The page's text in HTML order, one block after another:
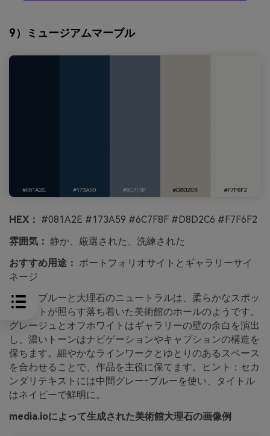
9）ミュージアムマーブル
HEX： #081A2E #173A59 #6C7F8F #D8D2C6 #F7F6F2
雰囲気： 静か、厳選された、洗練された
おすすめ用途： ポートフォリオサイトとギャラリーサイ
ネージ
静かなブルーと大理石のニュートラルは、柔らかなスポッ
トライトが照らす落ち着いた美術館のホールのようです。
グレージュとオフホワイトはギャラリーの壁の余白を演出
し、濃いトーンはナビゲーションやキャプションの構造を
保ちます。細やかなラインワークとゆとりのあるスペース
を合わせることで、作品を主役に保てます。ヒント：セカ
ンダリテキストには中間グレー‐ブルーを使い、タイトル
はネイビーで鮮明に。
media.ioによって生成された美術館大理石の画像例